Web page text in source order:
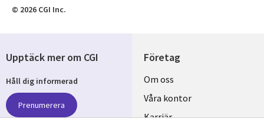
© 2026 CGI Inc.
Företag
Useful
links
SWEDEN
Om oss
Våra kontor
Karriär
Upptäck mer om CGI
Håll dig informerad
Prenumerera